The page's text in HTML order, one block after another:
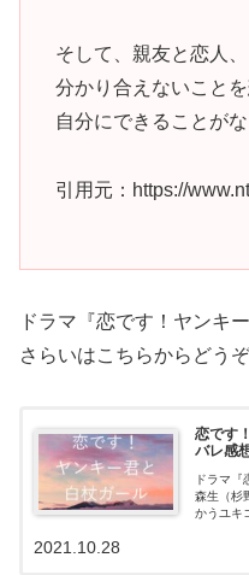
そして、親友と恋人
分かり合えないこと
自分にできることが
引用元：https://
ドラマ『恋です！ヤンキ
さらいはこちらからどうぞ
恋です
バレ感
ドラマ『
森生（杉
かうユキ
った！
2021.10.28